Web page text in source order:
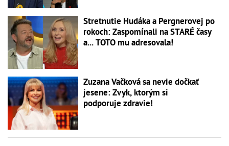
Stretnutie Hudáka a Pergnerovej po
rokoch: Zaspomínali na STARÉ časy
a... TOTO mu adresovala!
Zuzana Vačková sa nevie dočkať
jesene: Zvyk, ktorým si
podporuje zdravie!